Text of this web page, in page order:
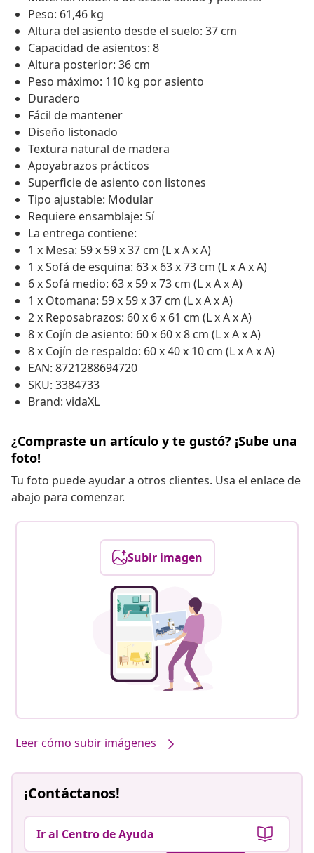
Peso: 61,46 kg
Altura del asiento desde el suelo: 37 cm
Capacidad de asientos: 8
Altura posterior: 36 cm
Peso máximo: 110 kg por asiento
Duradero
Fácil de mantener
Diseño listonado
Textura natural de madera
Apoyabrazos prácticos
Superficie de asiento con listones
Tipo ajustable: Modular
Requiere ensamblaje: Sí
La entrega contiene:
1 x Mesa: 59 x 59 x 37 cm (L x A x A)
1 x Sofá de esquina: 63 x 63 x 73 cm (L x A x A)
6 x Sofá medio: 63 x 59 x 73 cm (L x A x A)
1 x Otomana: 59 x 59 x 37 cm (L x A x A)
2 x Reposabrazos: 60 x 6 x 61 cm (L x A x A)
8 x Cojín de asiento: 60 x 60 x 8 cm (L x A x A)
8 x Cojín de respaldo: 60 x 40 x 10 cm (L x A x A)
EAN: 8721288694720
SKU: 3384733
Brand: vidaXL
¿Compraste un artículo y te gustó? ¡Sube una
foto!
Tu foto puede ayudar a otros clientes. Usa el enlace de
abajo para comenzar.
Subir imagen
Leer cómo subir imágenes
¡Contáctanos!
Ir al Centro de Ayuda